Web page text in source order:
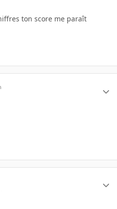
ton score me paraît